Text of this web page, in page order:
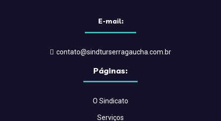
E-mail:
contato@sindturserragaucha.com.br
Páginas:
O Sindicato
Serviços